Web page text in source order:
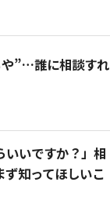
”…誰に相談すれ
いいですか？」相
知ってほしいこ